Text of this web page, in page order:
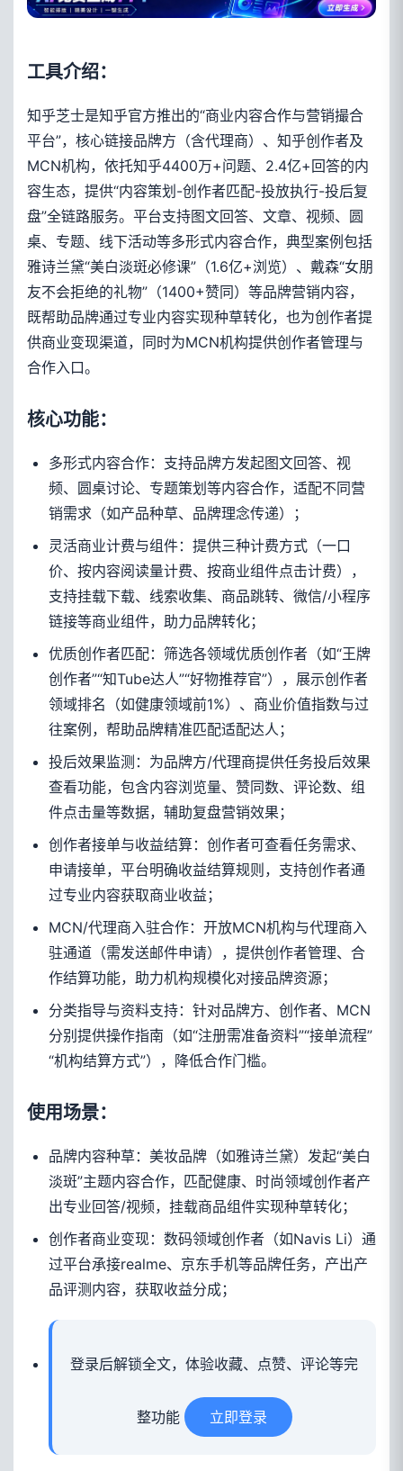
工具介绍：
知乎芝士是知乎官方推出的“商业内容合作与营销撮合
平台”，核心链接品牌方（含代理商）、知乎创作者及
MCN机构，依托知乎4400万+问题、2.4亿+回答的内
容生态，提供“内容策划-创作者匹配-投放执行-投后复
盘”全链路服务。平台支持图文回答、文章、视频、圆
桌、专题、线下活动等多形式内容合作，典型案例包括
雅诗兰黛“美白淡斑必修课”（1.6亿+浏览）、戴森“女朋
友不会拒绝的礼物”（1400+赞同）等品牌营销内容，
既帮助品牌通过专业内容实现种草转化，也为创作者提
供商业变现渠道，同时为MCN机构提供创作者管理与
合作入口。
核心功能：
多形式内容合作：支持品牌方发起图文回答、视
频、圆桌讨论、专题策划等内容合作，适配不同营
销需求（如产品种草、品牌理念传递）；
灵活商业计费与组件：提供三种计费方式（一口
价、按内容阅读量计费、按商业组件点击计费），
支持挂载下载、线索收集、商品跳转、微信/小程序
链接等商业组件，助力品牌转化；
优质创作者匹配：筛选各领域优质创作者（如“王牌
创作者”“知Tube达人”“好物推荐官”），展示创作者
领域排名（如健康领域前1%）、商业价值指数与过
往案例，帮助品牌精准匹配适配达人；
投后效果监测：为品牌方/代理商提供任务投后效果
查看功能，包含内容浏览量、赞同数、评论数、组
件点击量等数据，辅助复盘营销效果；
创作者接单与收益结算：创作者可查看任务需求、
申请接单，平台明确收益结算规则，支持创作者通
过专业内容获取商业收益；
MCN/代理商入驻合作：开放MCN机构与代理商入
驻通道（需发送邮件申请），提供创作者管理、合
作结算功能，助力机构规模化对接品牌资源；
分类指导与资料支持：针对品牌方、创作者、MCN
分别提供操作指南（如“注册需准备资料”“接单流程”
“机构结算方式”），降低合作门槛。
使用场景：
品牌内容种草：美妆品牌（如雅诗兰黛）发起“美白
淡斑”主题内容合作，匹配健康、时尚领域创作者产
出专业回答/视频，挂载商品组件实现种草转化；
创作者商业变现：数码领域创作者（如Navis Li）通
过平台承接realme、京东手机等品牌任务，产出产
品评测内容，获取收益分成；
登录后解锁全文，体验收藏、点赞、评论等完
整功能 立即登录